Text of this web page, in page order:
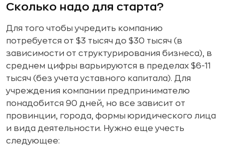
Сколько надо для старта?
Для того чтобы учредить компанию
потребуется от $3 тысяч до $30 тысяч (в
зависимости от структурирования бизнеса), в
среднем цифры варьируются в пределах $6-11
тысяч (без учета уставного капитала). Для
учреждения компании предпринимателю
понадобится 90 дней, но все зависит от
провинции, города, формы юридического лица
и вида деятельности. Нужно еще учесть
следующее: